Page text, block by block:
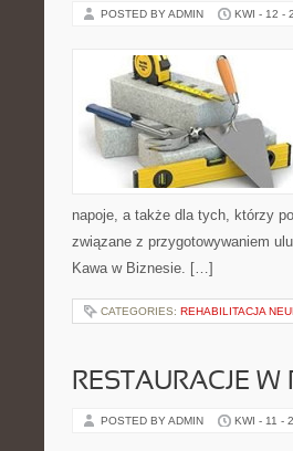
POSTED BY ADMIN KWI - 12 -
napoje, a także dla tych, którzy
związane z przygotowywaniem
Kawa w Biznesie. […]
CATEGORIES: REHABILITACJA
RESTAURACJE W
POSTED BY ADMIN KWI - 11 -